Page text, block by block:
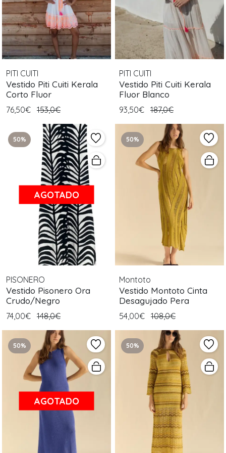
PITI CUITI
Vestido Piti Cuiti Kerala
Corto Fluor
76,50€ 153,0€
PITI CUITI
Vestido Piti Cuiti Kerala
Fluor Blanco
93,50€ 187,0€
50%
AGOTADO
PISONERO
Vestido Pisonero Ora
Crudo/Negro
74,00€ 148,0€
50%
Montoto
Vestido Montoto Cinta
Desagujado Pera
54,00€ 108,0€
50%
AGOTADO
50%